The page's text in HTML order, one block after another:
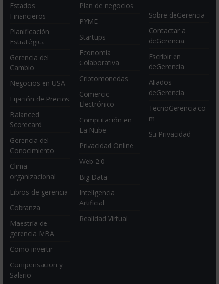
Estados
Financieros
Planificación
Estratégica
Gerencia del
Cambio
Negocios en USA
Fijación de Precios
Balanced
Scorecard
Gerencia del
Conocimiento
Clima
organizacional
Libros de gerencia
Cobranza
Maestría de
gerencia MBA
Como invertir
Compensacion y
Salario
Plan de negocios
PYME
Startups
Economia
Colaborativa
Criptomonedas
Comercio
Electrónico
Computación en
La Nube
Privacidad Online
Web 2.0
Big Data
Inteligencia
Artificial
Realidad Virtual
Sobre deGerencia
Contactar a
deGerencia
Escribir en
deGerencia
Aliados
deGerencia
TecnoGerencia.co
m
Su Privacidad